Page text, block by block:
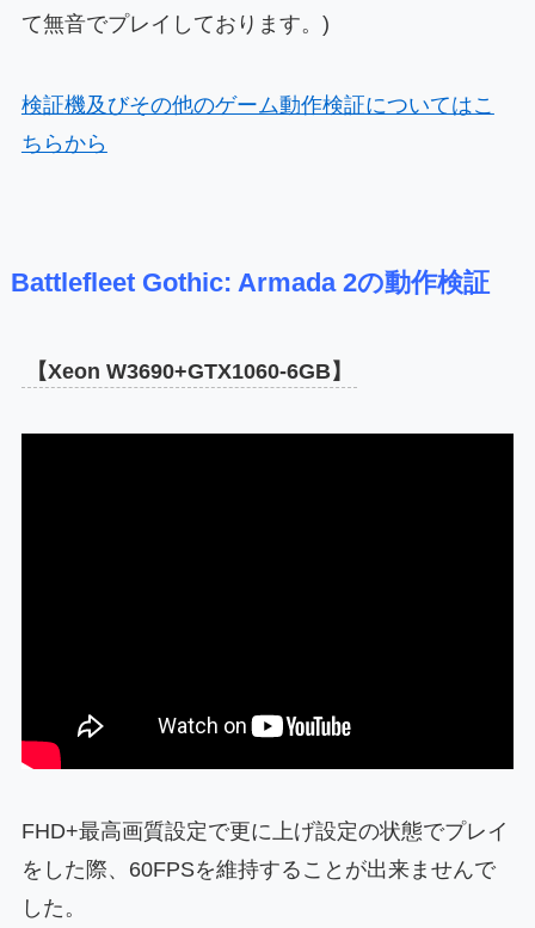
て無音でプレイしております。)
検証機及びその他のゲーム動作検証についてはこ
ちらから
Battlefleet Gothic: Armada 2の動作検証
【Xeon W3690+GTX1060-6GB】
FHD+最高画質設定で更に上げ設定の状態でプレイ
をした際、60FPSを維持することが出来ませんで
した。